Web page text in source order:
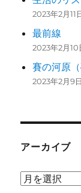
2023年2月11
最前線
2023年2月10
賽の河原（
2023年2月9日
アーカイブ
ア